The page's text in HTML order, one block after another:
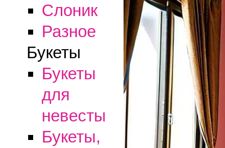
Слоник
Разное
Букеты
Букеты
для
невесты
Букеты,